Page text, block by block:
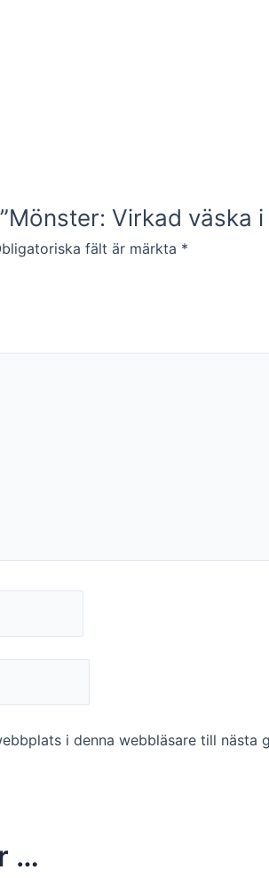
Virkad väska
fält är märkta *
i denna webbläsare till nästa
…